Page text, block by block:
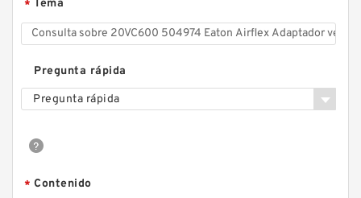
* Tema
Pregunta rápida
Pregunta rápida
* Contenido